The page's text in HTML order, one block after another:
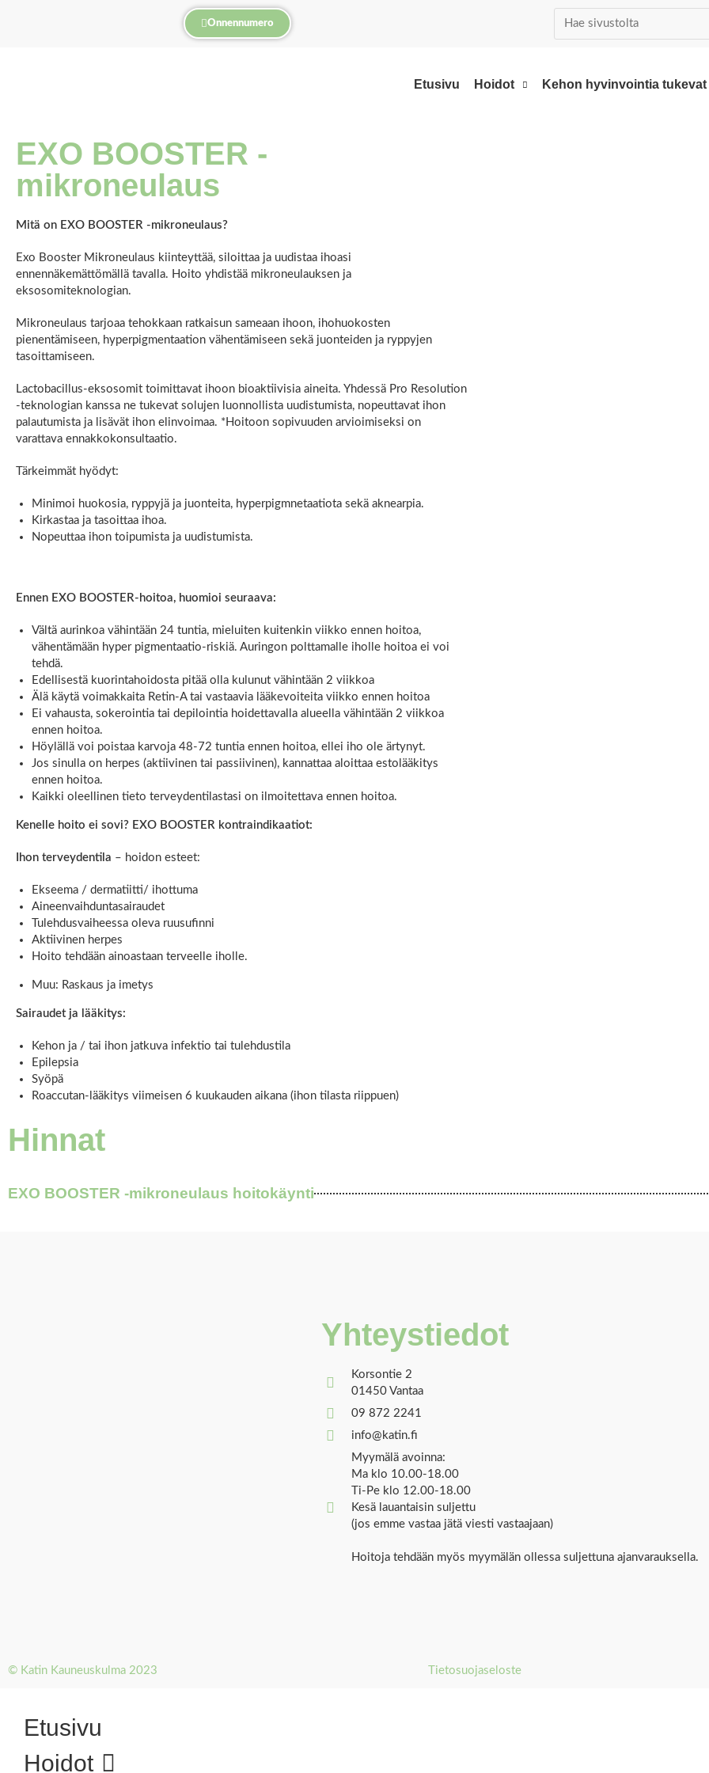
Onnennumero
Etusivu Hoidot Kehon hyvinvointia
EXO BOOSTER -
mikroneulaus
Mitä on EXO BOOSTER -mikroneulaus?
Exo Booster Mikroneulaus kiinteyttää, siloittaa ja uudistaa ihoasi
ennennäkemättömällä tavalla. Hoito yhdistää mikroneulauksen ja
eksosomiteknologian.
Mikroneulaus tarjoaa tehokkaan ratkaisun sameaan ihoon, ihohuokosten
pienentämiseen, hyperpigmentaation vähentämiseen sekä juonteiden ja ryppyjen
tasoittamiseen.
Lactobacillus-eksosomit toimittavat ihoon bioaktiivisia aineita. Yhdessä Pro Resolution
-teknologian kanssa ne tukevat solujen luonnollista uudistumista, nopeuttavat ihon
palautumista ja lisävät ihon elinvoimaa. *Hoitoon sopivuuden arvioimiseksi on
varattava ennakkokonsultaatio.
Tärkeimmät hyödyt:
Minimoi huokosia, ryppyjä ja juonteita, hyperpigmnetaatiota sekä aknearpia.
Kirkastaa ja tasoittaa ihoa.
Nopeuttaa ihon toipumista ja uudistumista.
Ennen EXO BOOSTER-hoitoa, huomioi seuraava:
Vältä aurinkoa vähintään 24 tuntia, mieluiten kuitenkin viikko ennen hoitoa,
vähentämään hyper pigmentaatio-riskiä. Auringon polttamalle iholle hoitoa ei voi
tehdä.
Edellisestä kuorintahoidosta pitää olla kulunut vähintään 2 viikkoa
Älä käytä voimakkaita Retin-A tai vastaavia lääkevoiteita viikko ennen hoitoa
Ei vahausta, sokerointia tai depilointia hoidettavalla alueella vähintään 2 viikkoa
ennen hoitoa.
Höylällä voi poistaa karvoja 48-72 tuntia ennen hoitoa, ellei iho ole ärtynyt.
Jos sinulla on herpes (aktiivinen tai passiivinen), kannattaa aloittaa estolääkitys
ennen hoitoa.
Kaikki oleellinen tieto terveydentilastasi on ilmoitettava ennen hoitoa.
Kenelle hoito ei sovi? EXO BOOSTER kontraindikaatiot:
Ihon terveydentila – hoidon esteet:
Ekseema / dermatiitti/ ihottuma
Aineenvaihduntasairaudet
Tulehdusvaiheessa oleva ruusufinni
Aktiivinen herpes
Hoito tehdään ainoastaan terveelle iholle.
Muu: Raskaus ja imetys
Sairaudet ja lääkitys:
Kehon ja / tai ihon jatkuva infektio tai tulehdustila
Epilepsia
Syöpä
Roaccutan-lääkitys viimeisen 6 kuukauden aikana (ihon tilasta riippuen)
Hinnat
EXO BOOSTER -mikroneulaus hoitokäynti
Yhteystiedot
Korsontie 2
01450 Vantaa
09 872 2241
info@katin.fi
Myymälä avoinna:
Ma klo 10.00-18.00
Ti-Pe klo 12.00-18.00
Kesä lauantaisin suljettu
(jos emme vastaa jätä viesti vastaajaan)
Hoitoja tehdään myös myymälän ollessa suljettuna ajanvarauksella.
© Katin Kauneuskulma 2023 Tietosuojaseloste
Etusivu
Hoidot